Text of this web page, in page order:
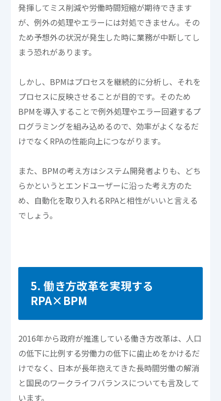
発揮してミス削減や労働時間短縮が期待できます
が、例外の処理やエラーには対処できません。その
ため予想外の状況が発生した時に業務が中断してし
まう恐れがあります。
しかし、BPMはプロセスを継続的に分析し、それを
プロセスに反映させることが目的です。そのため
BPMを導入することで例外処理やエラー回避するプ
ログラミングを組み込めるので、効率がよくなるだ
けでなくRPAの性能向上につながります。
また、BPMの考え方はシステム開発者よりも、どち
らかというとエンドユーザーに沿った考え方のた
め、自動化を取り入れるRPAと相性がいいと言える
でしょう。
5. 働き方改革を実現する
RPA×BPM
2016年から政府が推進している働き方改革は、人口
の低下に比例する労働力の低下に歯止めをかけるだ
けでなく、日本が長年抱えてきた長時間労働の解消
と国民のワークライフバランスについても言及して
います。